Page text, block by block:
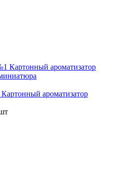
ароматизатор